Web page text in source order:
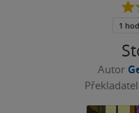
Autor
Překladatel
5.0
5
1